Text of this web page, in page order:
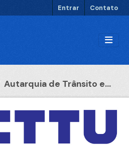
Entrar Contato
Autarquia de Trânsito e...